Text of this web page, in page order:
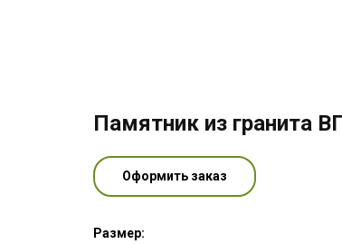
Памятник из гранита
Оформить заказ
Размер: